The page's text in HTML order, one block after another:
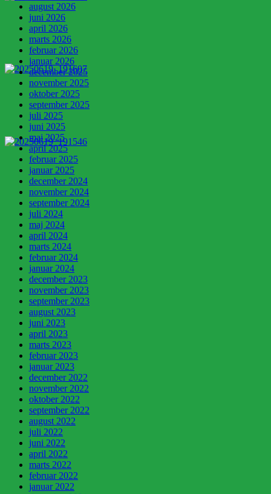
august 2026
juni 2026
april 2026
marts 2026
februar 2026
januar 2026
december 2025
november 2025
oktober 2025
september 2025
juli 2025
juni 2025
maj 2025
april 2025
februar 2025
januar 2025
december 2024
november 2024
september 2024
juli 2024
maj 2024
april 2024
marts 2024
februar 2024
januar 2024
december 2023
november 2023
september 2023
august 2023
juni 2023
april 2023
marts 2023
februar 2023
januar 2023
december 2022
november 2022
oktober 2022
september 2022
august 2022
juli 2022
juni 2022
april 2022
marts 2022
februar 2022
januar 2022